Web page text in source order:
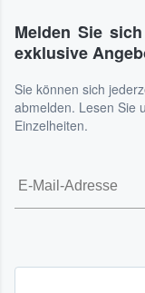
Melden Sie
exklusive
Sie können sich
abmelden. Lesen Sie
Einzelheiten.